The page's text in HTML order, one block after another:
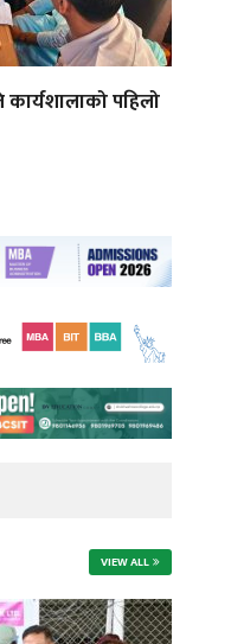
कार्यशालाको पहिलो
VIEW ALL